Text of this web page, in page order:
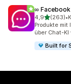
∞
4,9von 5
(263)
263 •
Produkte mit
über Chat-
Built for